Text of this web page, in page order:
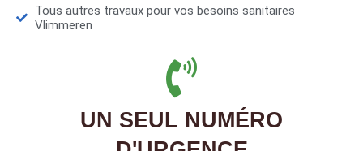
Tous autres travaux pour vos besoins sanitaires
Vlimmeren
UN SEUL NUMÉRO